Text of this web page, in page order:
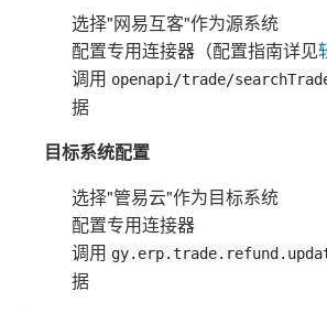
选择"网易互客"作为源系统
配置专用连接器（配置指南详见
调用 openapi/trade/
据
目标系统配置
选择"管易云"作为目标系统
配置专用连接器
调用
据